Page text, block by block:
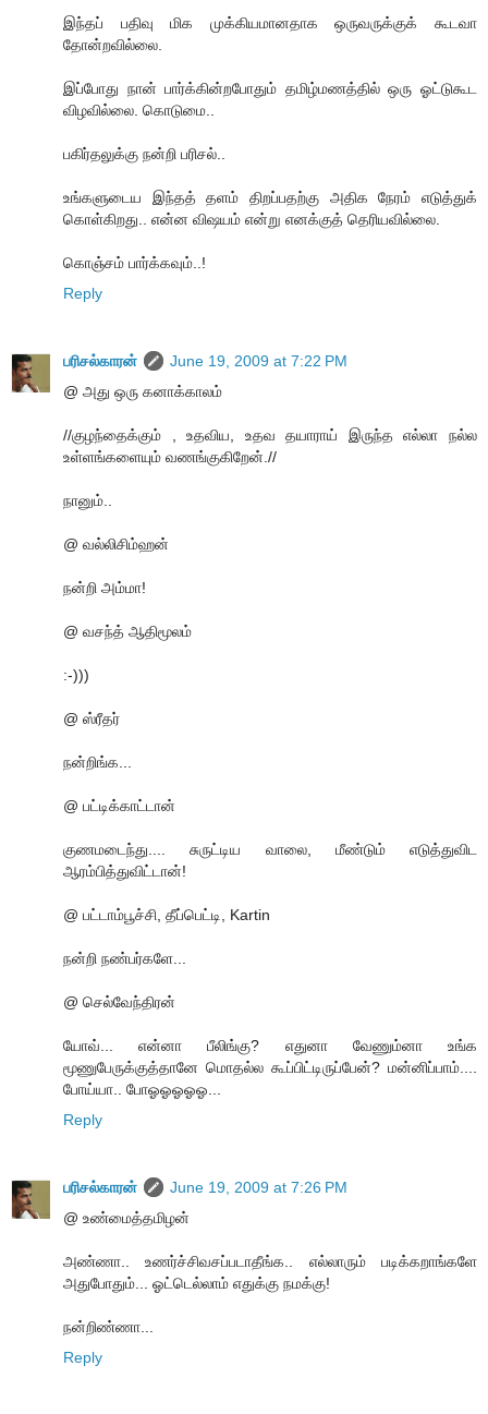
இந்தப் பதிவு மிக முக்கியமானதாக ஒருவருக்குக் கூடவா
தோன்றவில்லை.
இப்போது நான் பார்க்கின்றபோதும் தமிழ்மணத்தில் ஒரு ஓட்டுகூட
விழவில்லை. கொடுமை..
பகிர்தலுக்கு நன்றி பரிசல்..
உங்களுடைய இந்தத் தளம் திறப்பதற்கு அதிக நேரம் எடுத்துக்
கொள்கிறது.. என்ன விஷயம் என்று எனக்குத் தெரியவில்லை.
கொஞ்சம் பார்க்கவும்..!
Reply
பரிசல்காரன்
June 19, 2009 at 7:22 PM
@ அது ஒரு கனாக்காலம்
//குழந்தைக்கும் , உதவிய, உதவ தயாராய் இருந்த எல்லா நல்ல
உள்ளங்களையும் வணங்குகிறேன்.//
நானும்..
@ வல்லிசிம்ஹன்
நன்றி அம்மா!
@ வசந்த் ஆதிமூலம்
:-)))
@ ஸ்ரீதர்
நன்றிங்க...
@ பட்டிக்காட்டான்
குணமடைந்து.... சுருட்டிய வாலை, மீண்டும் எடுத்துவிட
ஆரம்பித்துவிட்டான்!
@ பட்டாம்பூச்சி, தீப்பெட்டி, Kartin
நன்றி நண்பர்களே...
@ செல்வேந்திரன்
யோவ்... என்னா பீலிங்கு? எதுனா வேணும்னா உங்க
மூணுபேருக்குத்தானே மொதல்ல கூப்பிட்டிருப்பேன்? மன்னிப்பாம்....
போய்யா.. போஓஓஓஓஓ...
Reply
பரிசல்காரன்
June 19, 2009 at 7:26 PM
@ உண்மைத்தமிழன்
அண்ணா.. உணர்ச்சிவசப்படாதீங்க.. எல்லாரும் படிக்கறாங்களே
அதுபோதும்... ஓட்டெல்லாம் எதுக்கு நமக்கு!
நன்றிண்ணா...
Reply